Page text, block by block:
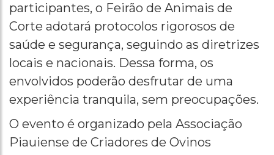
participantes, o Feirão de Animais de
Corte adotará protocolos rigorosos de
saúde e segurança, seguindo as diretrizes
locais e nacionais. Dessa forma, os
envolvidos poderão desfrutar de uma
experiência tranquila, sem preocupações.
O evento é organizado pela Associação
Piauiense de Criadores de Ovinos